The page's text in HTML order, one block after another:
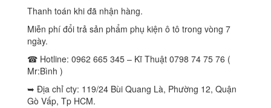
Thanh toán khi đã nhận hàng.
Miễn phí đổi trả sản phẩm phụ kiện ô tô trong vòng 7
ngày.
☎ Hotline: 0962 665 345 – Kĩ Thuật 0798 74 75 76 (
Mr:Bình )
➥ Địa chỉ cty: 119/24 Bùi Quang Là, Phường 12, Quận
Gò Vấp, Tp HCM.